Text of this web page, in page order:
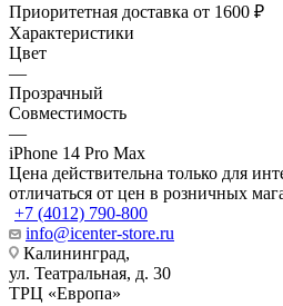
Приоритетная доставка от 1600 ₽
Характеристики
Цвет
—
Прозрачный
Совместимость
—
iPhone 14 Pro Max
Цена действительна только для
отличаться от цен в розничных
+7 (4012) 790-800
info@icenter-store.ru
Калининград,
ул. Театральная, д. 30
ТРЦ «Европа»